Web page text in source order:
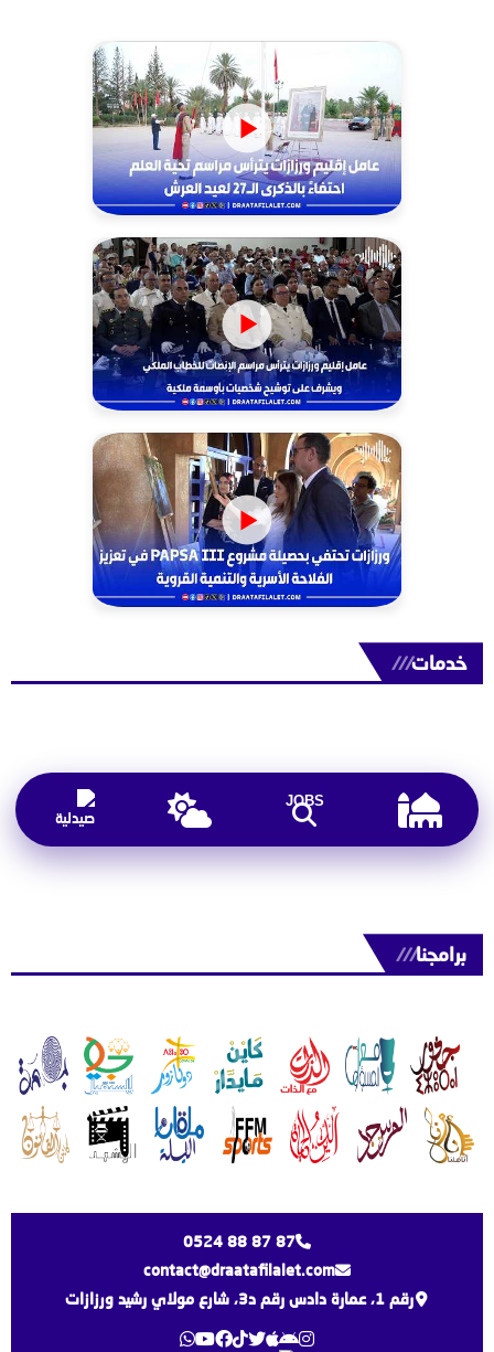
خدمات///
JOBS
برامجنا///
0524 88 87 87
contact@draatafilalet.com
رقم 1، عمارة دادس رقم د3، شارع مولاي رشيد ورزازات